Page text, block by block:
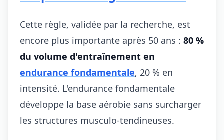
Cette règle, validée par la recherche, est
encore plus importante après 50 ans : 80 %
du volume d'entraînement en
endurance fondamentale, 20 % en
intensité. L'endurance fondamentale
développe la base aérobie sans surcharger
les structures musculo-tendineuses.